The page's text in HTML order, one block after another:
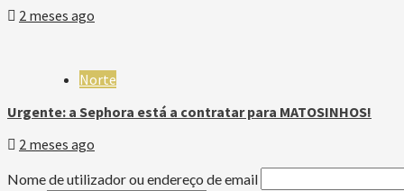
2 meses ago
Norte
Urgente: a Sephora está a contratar para MATOSINHOS!
2 meses ago
Nome de utilizador ou endereço de email